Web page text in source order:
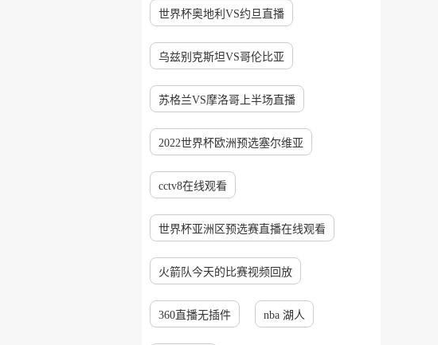
世界杯奥地利VS约旦直播
乌兹别克斯坦VS哥伦比亚
苏格兰VS摩洛哥上半场直播
2022世界杯欧洲预选塞尔维亚
cctv8在线观看
世界杯亚洲区预选赛直播在线观看
火箭队今天的比赛视频回放
360直播无插件 nba 湖人